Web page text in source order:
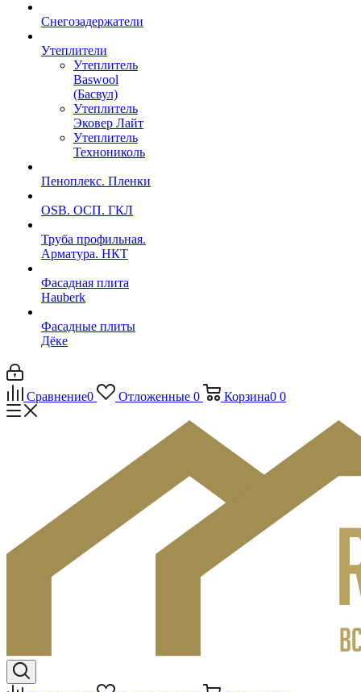
Снегозадержатели
Утеплители
Утеплитель
Baswool
(Басвул)
Утеплитель
Эковер Лайт
Утеплитель
Технониколь
Пеноплекс. Пленки
OSB. ОСП. ГКЛ
Труба профильная.
Арматура. НКТ
Фасадная плита
Hauberk
Фасадные плиты
Дёке
Сравнение0 Отложенные 0 Корзина0 0